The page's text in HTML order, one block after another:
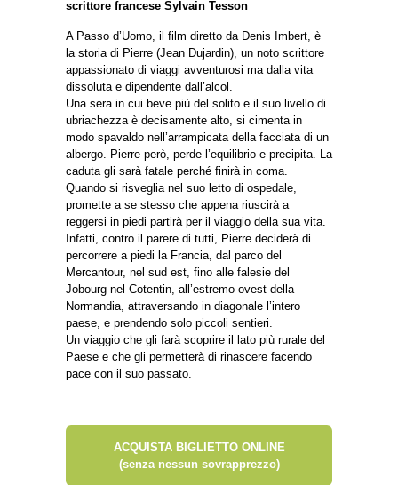
scrittore francese Sylvain Tesson
A Passo d’Uomo, il film diretto da Denis Imbert, è
la storia di Pierre (Jean Dujardin), un noto scrittore
appassionato di viaggi avventurosi ma dalla vita
dissoluta e dipendente dall’alcol.
Una sera in cui beve più del solito e il suo livello di
ubriachezza è decisamente alto, si cimenta in
modo spavaldo nell’arrampicata della facciata di un
albergo. Pierre però, perde l’equilibrio e precipita. La
caduta gli sarà fatale perché finirà in coma.
Quando si risveglia nel suo letto di ospedale,
promette a se stesso che appena riuscirà a
reggersi in piedi partirà per il viaggio della sua vita.
Infatti, contro il parere di tutti, Pierre deciderà di
percorrere a piedi la Francia, dal parco del
Mercantour, nel sud est, fino alle falesie del
Jobourg nel Cotentin, all’estremo ovest della
Normandia, attraversando in diagonale l’intero
paese, e prendendo solo piccoli sentieri.
Un viaggio che gli farà scoprire il lato più rurale del
Paese e che gli permetterà di rinascere facendo
pace con il suo passato.
ACQUISTA BIGLIETTO ONLINE
(senza nessun sovrapprezzo)